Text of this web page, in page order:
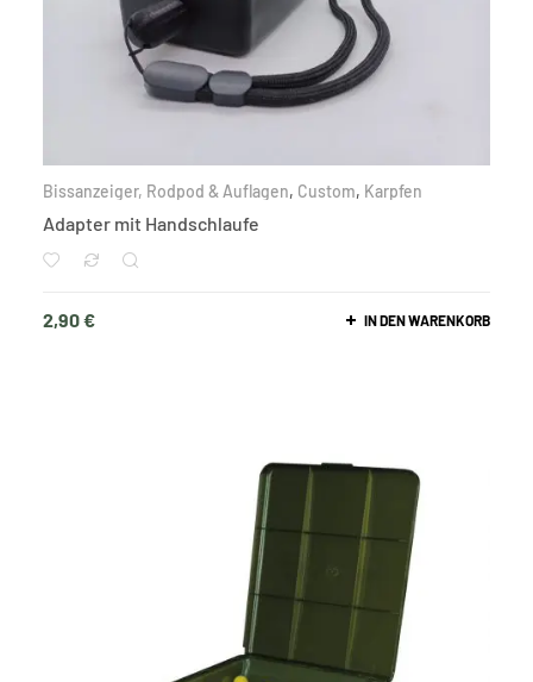
Bissanzeiger, Rodpod & Auflagen, Custom, Karpfen
Adapter mit Handschlaufe
2,90€ IN DEN WARENKORB